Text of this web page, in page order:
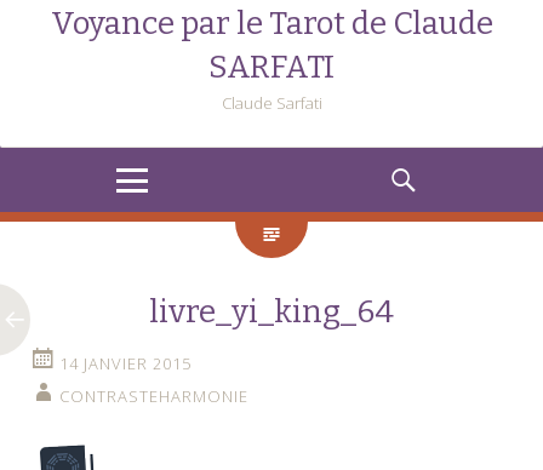
Voyance par le Tarot de Claude
SARFATI
Claude Sarfati
RECHERCHE
livre_yi_king_64
14 JANVIER 2015
CONTRASTEHARMONIE